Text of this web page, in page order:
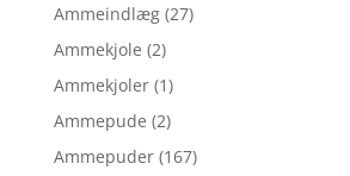
Ammeindlæg (27)
Ammekjole (2)
Ammekjoler (1)
Ammepude (2)
Ammepuder (167)